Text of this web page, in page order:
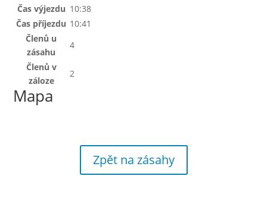
Čas výjezdu 10:38
Čas příjezdu 10:41
Členů u
zásahu
4
Členů v
záloze
2
Mapa
Zpět na zásahy